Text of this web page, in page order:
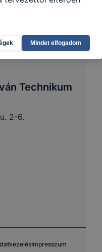
Technikum
2-6.
Impresszum
Mindet elfogadom